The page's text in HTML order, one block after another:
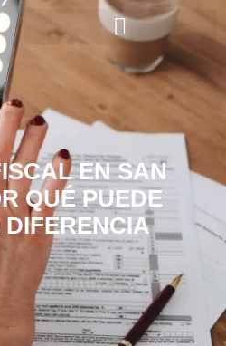
EN SAN
QUÉ PUEDE